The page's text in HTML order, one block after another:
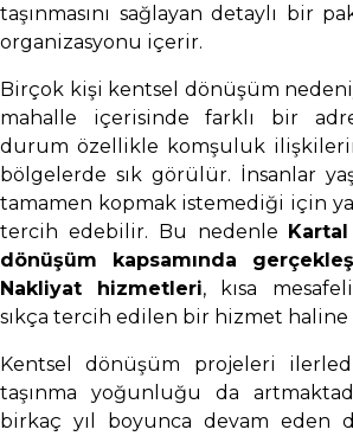
taşınmasını sağlayan detaylı bir
organizasyonu içerir.
Birçok kişi kentsel dönüşüm
mahalle içerisinde farklı bir
durum özellikle komşuluk
bölgelerde sık görülür. İnsanlar
tamamen kopmak istemediği için
tercih edebilir. Bu nedenle
dönüşüm kapsamında
Nakliyat hizmetleri, kısa
sıkça tercih edilen bir hizmet
Kentsel dönüşüm projeleri
taşınma yoğunluğu da
birkaç yıl boyunca devam eden